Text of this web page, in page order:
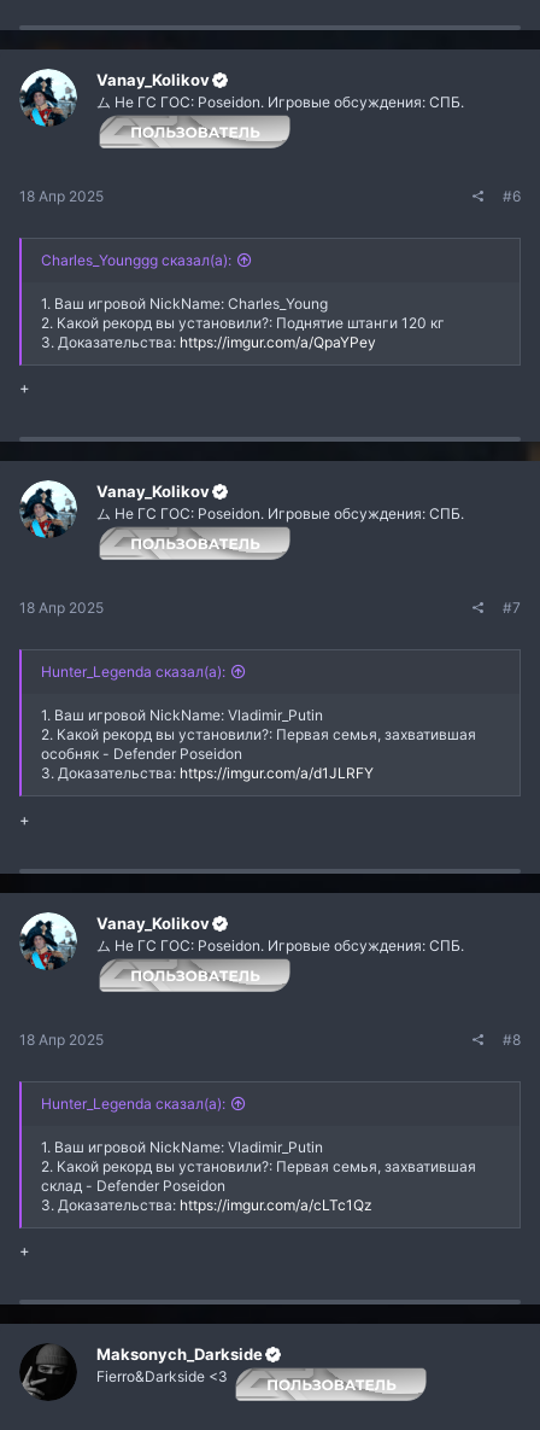
и
:
Vanay_Kolikov
ム Не ГС ГОС: Poseidon. Игровые обсуждения: СПБ.
18 Апр 2025 #6
Charles_Younggg сказал(а):
1. Ваш игровой NickName: Charles_Young
2. Какой рекорд вы установили?: Поднятие штанги 120 кг
3. Доказательства: https://imgur.com/a/QpaYPey
+
Vanay_Kolikov
ム Не ГС ГОС: Poseidon. Игровые обсуждения: СПБ.
18 Апр 2025 #7
Hunter_Legenda сказал(а):
1. Ваш игровой NickName: Vladimir_Putin
2. Какой рекорд вы установили?: Первая семья, захватившая
особняк - Defender Poseidon
3. Доказательства: https://imgur.com/a/d1JLRFY
+
Vanay_Kolikov
ム Не ГС ГОС: Poseidon. Игровые обсуждения: СПБ.
18 Апр 2025 #8
Hunter_Legenda сказал(а):
1. Ваш игровой NickName: Vladimir_Putin
2. Какой рекорд вы установили?: Первая семья, захватившая
склад - Defender Poseidon
3. Доказательства: https://imgur.com/a/cLTc1Qz
+
Maksonych_Darkside
Fierro&Darkside <3